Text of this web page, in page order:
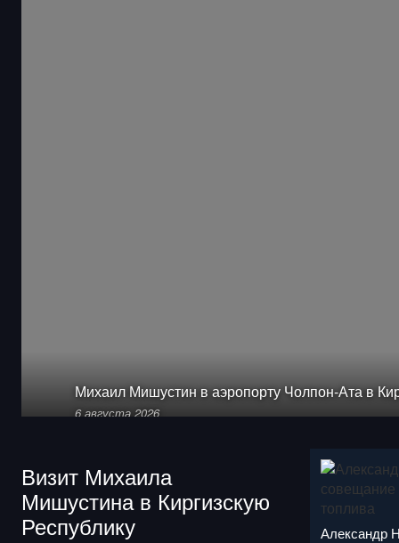
Михаил Мишустин в аэропорту Чолпон-Ата в
6 августа 2026
Визит Михаила
Мишустина в Киргизскую
Республику
Александр